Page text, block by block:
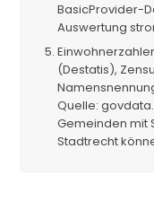
BasicProvider-
Auswertung
(Destatis),
Quelle:
Gemeinden mit
Stadtrecht